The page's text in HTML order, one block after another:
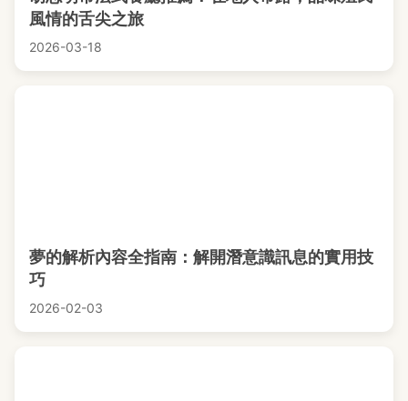
風情的舌尖之旅
2026-03-18
夢的解析內容全指南：解開潛意識訊息的實用技
巧
2026-02-03